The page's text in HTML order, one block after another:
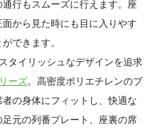
行もスムーズに行えます。座
から見た時にも目に入りやす
できます。
タイリッシュなデザインを追求
ーズ。高密度ポリエチレンのブ
の身体にフィットし、快適な
元の列番プレート、座裏の席